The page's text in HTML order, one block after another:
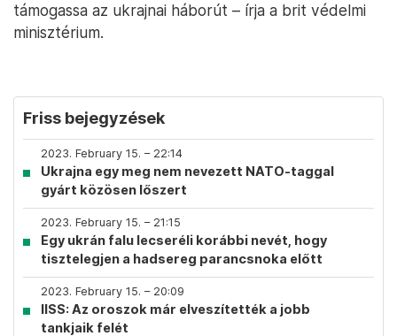
támogassa az ukrajnai háborút – írja a brit védelmi
minisztérium.
Friss bejegyzések
2023. February 15. – 22:14
Ukrajna egy meg nem nevezett NATO-taggal
gyárt közösen lőszert
2023. February 15. – 21:15
Egy ukrán falu lecseréli korábbi nevét, hogy
tisztelegjen a hadsereg parancsnoka előtt
2023. February 15. – 20:09
IISS: Az oroszok már elveszítették a jobb
tankjaik felét